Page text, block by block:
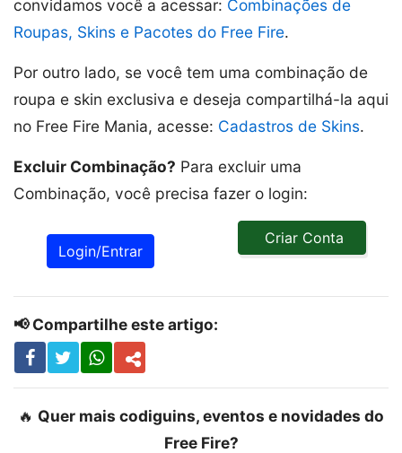
convidamos você a acessar: Combinações de
Roupas, Skins e Pacotes do Free Fire.
Por outro lado, se você tem uma combinação de
roupa e skin exclusiva e deseja compartilhá-la aqui
no Free Fire Mania, acesse: Cadastros de Skins.
Excluir Combinação? Para excluir uma
Combinação, você precisa fazer o login:
Login/Entrar
Criar Conta
📢 Compartilhe este artigo:
🔥 Quer mais codiguins, eventos e novidades do
Free Fire?